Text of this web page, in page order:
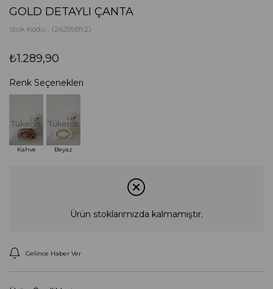
GOLD DETAYLI ÇANTA
Stok Kodu (26259BYZ)
₺1.289,90
Renk Seçenekleri
Tükendi
Kahve
Tükendi
Beyaz
Ürün stoklarımızda kalmamıştır.
Gelince Haber Ver